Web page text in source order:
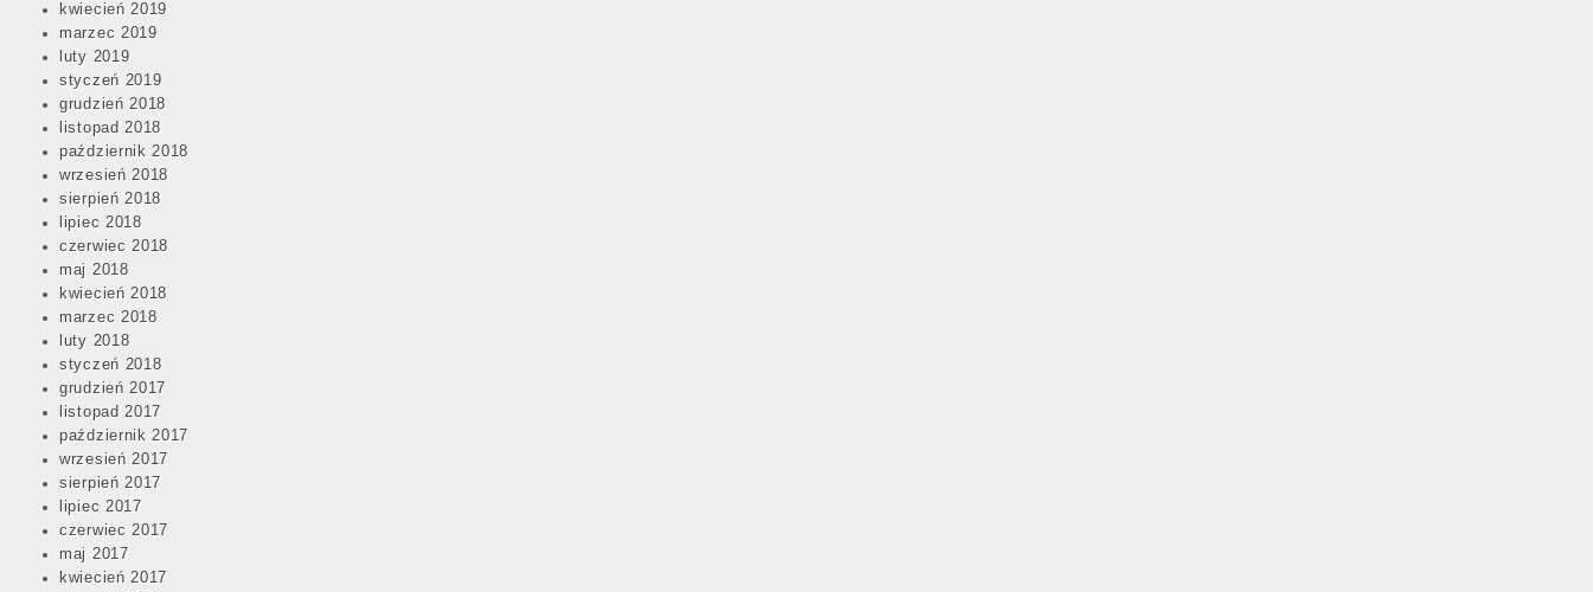
kwiecień 2019
marzec 2019
luty 2019
styczeń 2019
grudzień 2018
listopad 2018
październik 2018
wrzesień 2018
sierpień 2018
lipiec 2018
czerwiec 2018
maj 2018
kwiecień 2018
marzec 2018
luty 2018
styczeń 2018
grudzień 2017
listopad 2017
październik 2017
wrzesień 2017
sierpień 2017
lipiec 2017
czerwiec 2017
maj 2017
kwiecień 2017